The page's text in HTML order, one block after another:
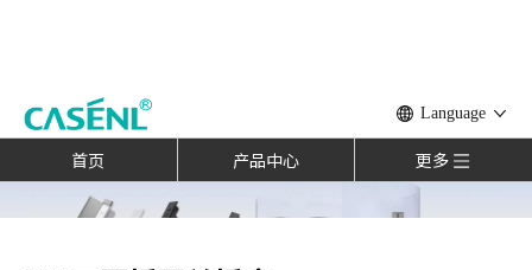
Language
首页 产品中心 更多